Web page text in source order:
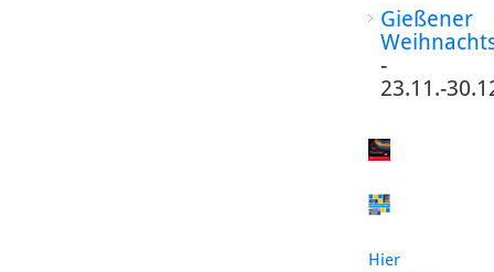
Gießener
-
23.11.-
Hier